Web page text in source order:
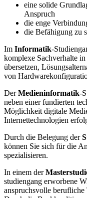
eine solide
Anspruch
die enge
die Befähigung zu
Im Informatik-
komplexe Sachverhalte
übersetzen,
von
DerMedieninformatik-
neben einer fundierten
Möglichkeit digitale
Internettechnologien
Durch die Belegung der
können Sie sich für die
spezialisieren.
In einem der
studiengang erworbene
anspruchsvolle